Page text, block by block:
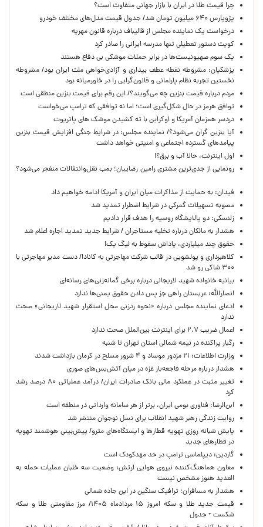
چرا قیمت طلا در ایران با بازار جهانی متفاوت است؟
پژوپارس ۶۴۰ میلیون تومان شد/ جدول قیمت مدل‌های مختلف خودرو
درخواست یک نماینده مجلس از قالیباف درباره قانون مهریه
کویت دستور تعطیلی تنها مدرسه ایرانی را صادر کرد
یک‌ سوم صهیونیست‌ها در برابر حملات موشکی بی دفاع هستند
پزشکیان: مشروطه نقطه عطف بیداری و آزادی‌خواهی ملت ایران بود/ مشروطه
نخستین تجربه نظام پارلمانی و قانون‌گرایی را در خاورمیانه بود
مردم درباره قیمت بنزین چه می‌گویند؟/ این رقم برای قیمت بنزین منطقی است
توافق هرمز در حال شکل‌گیری است؛ اما نه توافقی که ترامپ می‌خواست
دردسر همزمان آمریکا و اوکراین با ته کشیدن موشک های پاتریوت
آیا بنزین گران می‌شود؟/ نماینده مجلس: در شرایط جنگی افزایش قیمت بنزین
پیامدهای گسترده اجتماعی و امنیتی خواهد داشت
اول اینترنت، حالا آب و برق؟!
رونمایی از جدی‌ترین مشتری رامین رضاییان؛ بمب نقل‌وانتقالات منفجر می‌شود؟
فیدان: به حمایت از مذاکرات میان ایران و آمریکا ادامه خواهیم داد
مصوبه تسهیلات گمرکی در شرایط اضطرار تمدید شد
زلنسکی: دو پالایشگاه روسیه را هدف قرار دادیم
هشدار به مالکان درباره تخلیه مستاجران / شرایط جدید تمدید اجاره اعلام شد
حقوق چند میلیاردی، پاداش سقوط به لیگ یک!
کلاهبرداری و پولشویی در قالب شرکت مهاجرتی به کانادا/ دست مدیر مهاجرتی با
۳۰۰ شاکی رو شد
بیانیه خانواده شهید لاریجانی درباره برخی گمانه‌زنی‌های رسانه‌ای
انصارالله: عربستان راهی جز پس دادن حقوق یمنی‌ها ندارد
ادعای نماینده مجلس درباره «نحوه ردزنی محل استقرار شهید لاریجانی» صحت
ندارد
اعمال ضریب ۲.۷ برای اینترنت بین‌الملل صحت ندارد
رگبار پراکنده در نیمه شمالی استان تهران تا شنبه
وزارت اطلاعات: ۲۱ مزدور موساد و ۴ شرور مسلح در کرمان بازداشت شدند
هشدار درباره مرحله فاجعه‌بار غزه در میان آتش‌بس‌های صوری
تغییر مثبت در عملکرد مالی بانک صادرات ایران/ درآمد عملیاتی ۸۰ درصد رشد
کرد
ابن‌الرضا: فناوری بومی ایران، برتر از هر سامانه وارداتی در منطقه است
روایت زندگی رهبر شهید انقلاب برای نسل نوجوان منتشر شد
پایش شبانه روزی تهویه قطارها و ایستگاه‌های مترو/ پیش‌بینی هوشمند تهویه
در قطارهای جدید
گاردین: دیپلماسی ترامپ در حد مهدکودک است
معاون هماهنگ‌کننده نیروی هوایی ارتش: وضعیت سه خلبان عملیات حمله به
العدید هنوز مشخص نیست
هشدار به مسافران؛ ترافیک سنگین در این جاده شمالی
قیمت جدید طلا و سکه امروز ۱۵ مردادماه ۱۴۰۵/ مرز مقاومتی طلا و سکه
شکست + جدول